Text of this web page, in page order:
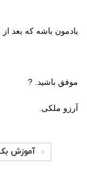
یادمون باشه که بعد
موفق باشید. ?
آرزو ملکی.
آموزش